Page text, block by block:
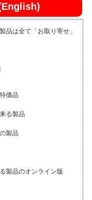
品は全て「お取り寄せ」
価品
る製品
製品
製品のオンライン版